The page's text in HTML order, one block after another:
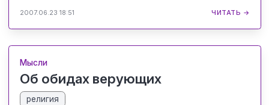
2007.06.23 18:51 ЧИТАТЬ →
Мысли
Об обидах верующих
религия